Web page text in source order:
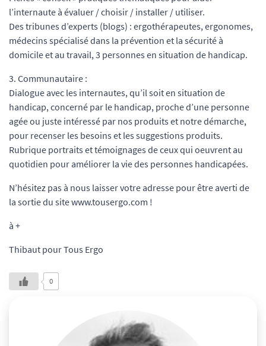
l’internaute à évaluer / choisir / installer / utiliser.
Des tribunes d’experts (blogs) : ergothérapeutes, ergonomes,
médecins spécialisé dans la prévention et la sécurité à
domicile et au travail, 3 personnes en situation de handicap.
3. Communautaire :
Dialogue avec les internautes, qu’il soit en situation de
handicap, concerné par le handicap, proche d’une personne
agée ou juste intéressé par nos produits et notre démarche,
pour recenser les besoins et les suggestions produits.
Rubrique portraits et témoignages de ceux qui oeuvrent au
quotidien pour améliorer la vie des personnes handicapées.
N’hésitez pas à nous laisser votre adresse pour être averti de
la sortie du site www.tousergo.com !
à +
Thibaut pour Tous Ergo
0